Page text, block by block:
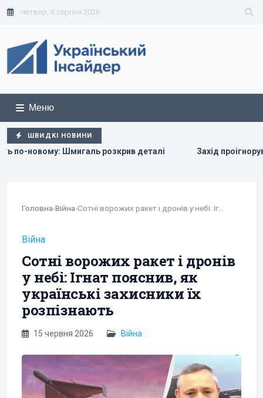
Четвер, 6 серпня 2026
Меню
ШВИДКІ НОВИНИ
розкрив деталі Захід проігнорував прохання
Головна›Війна› Сотні ворожих ракет і дронів у небі: Ігнат...
Війна
Сотні ворожих ракет і дронів
у небі: Ігнат пояснив, як
українські захисники їх
розпізнають
15 червня 2026 Війна